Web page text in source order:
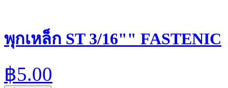
พุกเหล็ก ST 3/16"" FASTENIC
฿5.00